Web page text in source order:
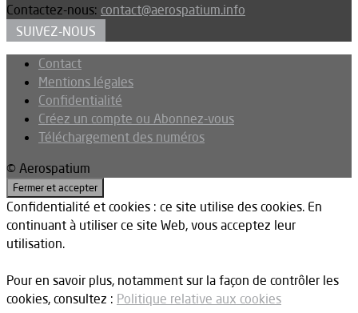
Contactez-nous: contact@aerospatium.info
SUIVEZ-NOUS
Contact
Mentions légales
Confidentialité
Créez un compte ou Abonnez-vous
Téléchargement des numéros
© Aerospatium
Confidentialité et cookies : ce site utilise des cookies. En
continuant à utiliser ce site Web, vous acceptez leur
utilisation.
Pour en savoir plus, notamment sur la façon de contrôler les
cookies, consultez : Politique relative aux cookies